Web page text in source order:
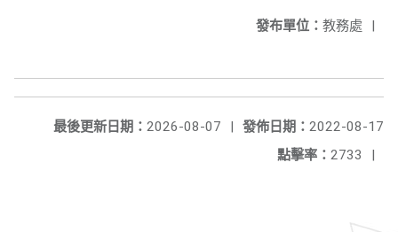
發布單位： 教務處 |
發佈日期： 2022-08-17
最後更新日期： 2026-08-07
|
點擊率： 2733 |